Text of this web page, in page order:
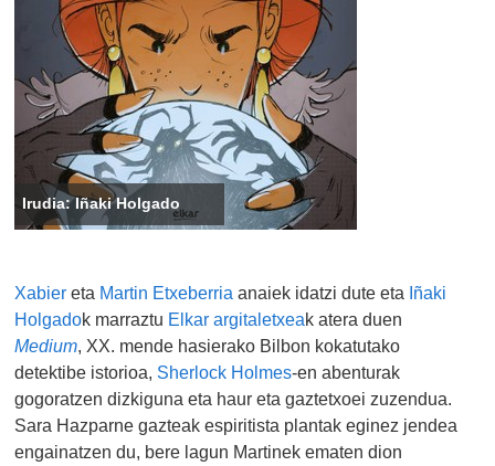
Irudia: Iñaki Holgado
Xabier eta Martin Etxeberria anaiek idatzi dute eta Iñaki
Holgadok marraztu Elkar argitaletxeak atera duen
Medium, XX. mende hasierako Bilbon kokatutako
detektibe istorioa, Sherlock Holmes-en abenturak
gogoratzen dizkiguna eta haur eta gaztetxoei zuzendua.
Sara Hazparne gazteak espiritista plantak eginez jendea
engainatzen du, bere lagun Martinek ematen dion